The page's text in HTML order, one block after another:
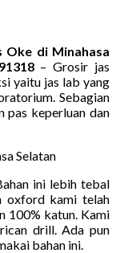
Oke di Minahasa
– Grosir jas
yaitu jas lab yang
Sebagian
pas keperluan dan
ini lebih tebal
oxford kami telah
100% katun. Kami
drill. Ada pun
bahan ini.